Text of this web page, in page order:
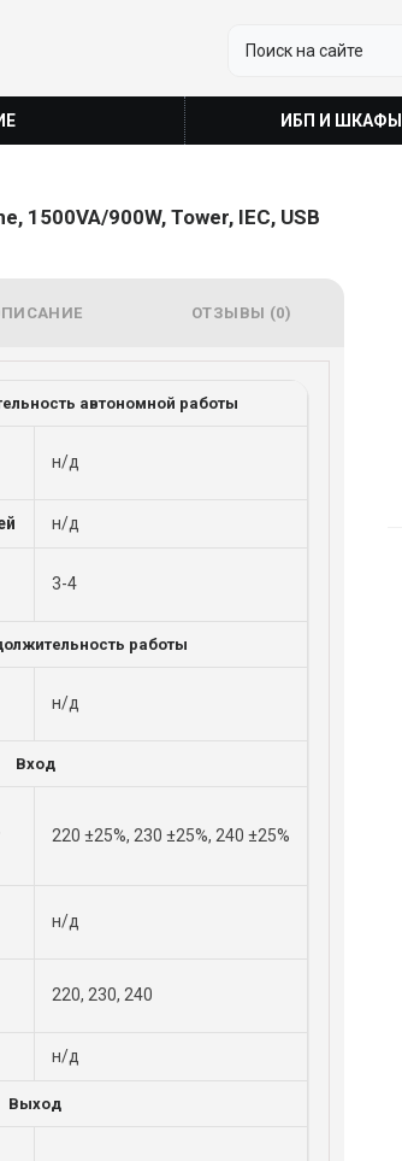
ИБП И ШКАФЫ
1500VA/900W, Tower, IEC, USB
ОТЗЫВЫ (0)
автономной работы
н/д
н/д
3-4
работы
н/д
Вход
220 ±25%, 230 ±25%, 240 ±25%
н/д
220, 230, 240
н/д
Выход